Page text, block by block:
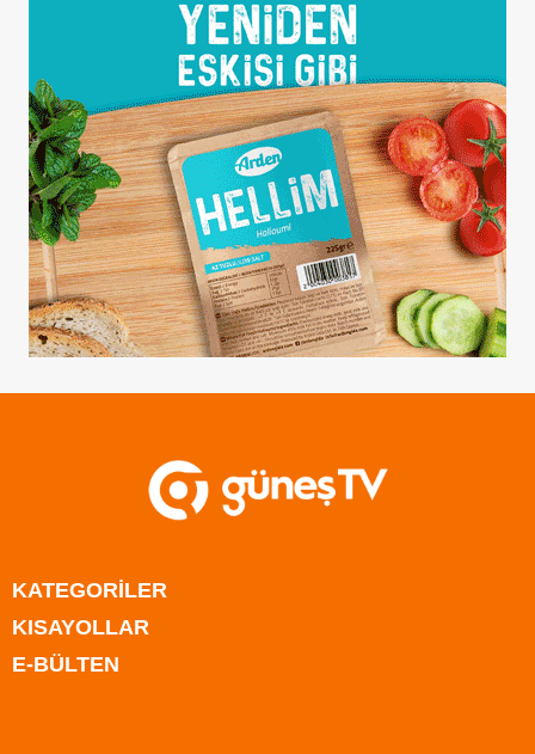
KATEGORİLER
Anasayfa
Kıbrıs
KISAYOLLAR
E-BÜLTEN